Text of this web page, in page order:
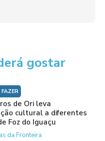
gostar
de Ori leva
cultural a diferentes
Foz do Iguaçu
da Fronteira